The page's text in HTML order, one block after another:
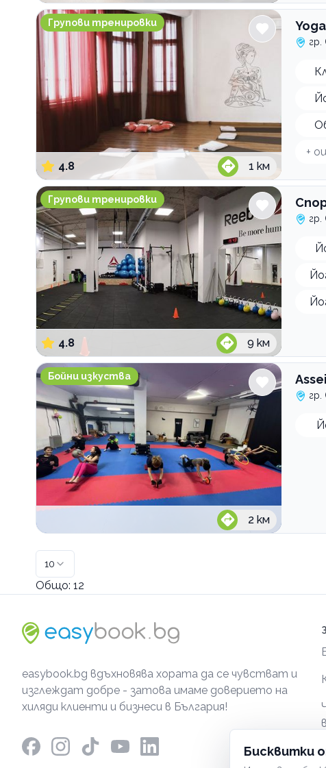
Бисквитки
Yoga District Амара
Групови тренировки
4.8 1 км
+
Спортна зала YSquared Fit Studio
Групови тренировки
4.8 9 км
гр.
Assei Dojo
Бойни изкуства
2 км
гр.
10
Общо: 12
easybook.bg вдъхновява хората да се чувстват и
изглеждат добре - затова имаме доверието на
хиляди клиенти и бизнеси в България!